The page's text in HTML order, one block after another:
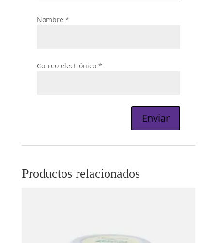
Nombre *
Correo electrónico *
Productos relacionados